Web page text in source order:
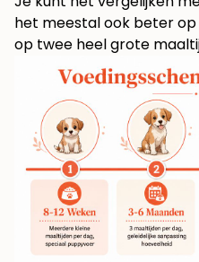
het meestal ook beter
op twee heel grote